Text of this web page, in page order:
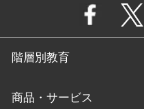
階層別教育
商品・サービス